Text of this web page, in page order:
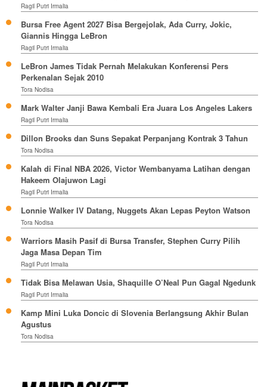
Ragil Putri Irmalia
Bursa Free Agent 2027 Bisa Bergejolak, Ada Curry, Jokic,
Giannis Hingga LeBron
Ragil Putri Irmalia
LeBron James Tidak Pernah Melakukan Konferensi Pers
Perkenalan Sejak 2010
Tora Nodisa
Mark Walter Janji Bawa Kembali Era Juara Los Angeles Lakers
Ragil Putri Irmalia
Dillon Brooks dan Suns Sepakat Perpanjang Kontrak 3 Tahun
Tora Nodisa
Kalah di Final NBA 2026, Victor Wembanyama Latihan dengan
Hakeem Olajuwon Lagi
Ragil Putri Irmalia
Lonnie Walker IV Datang, Nuggets Akan Lepas Peyton Watson
Tora Nodisa
Warriors Masih Pasif di Bursa Transfer, Stephen Curry Pilih
Jaga Masa Depan Tim
Ragil Putri Irmalia
Tidak Bisa Melawan Usia, Shaquille O’Neal Pun Gagal Ngedunk
Ragil Putri Irmalia
Kamp Mini Luka Doncic di Slovenia Berlangsung Akhir Bulan
Agustus
Tora Nodisa